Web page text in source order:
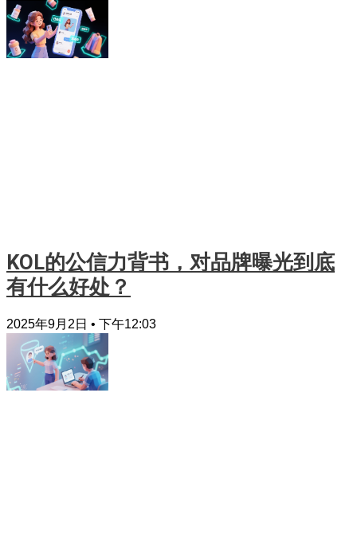
KOL的公信力背书，对品牌曝光到底
有什么好处？
2025年9月2日 下午12:03